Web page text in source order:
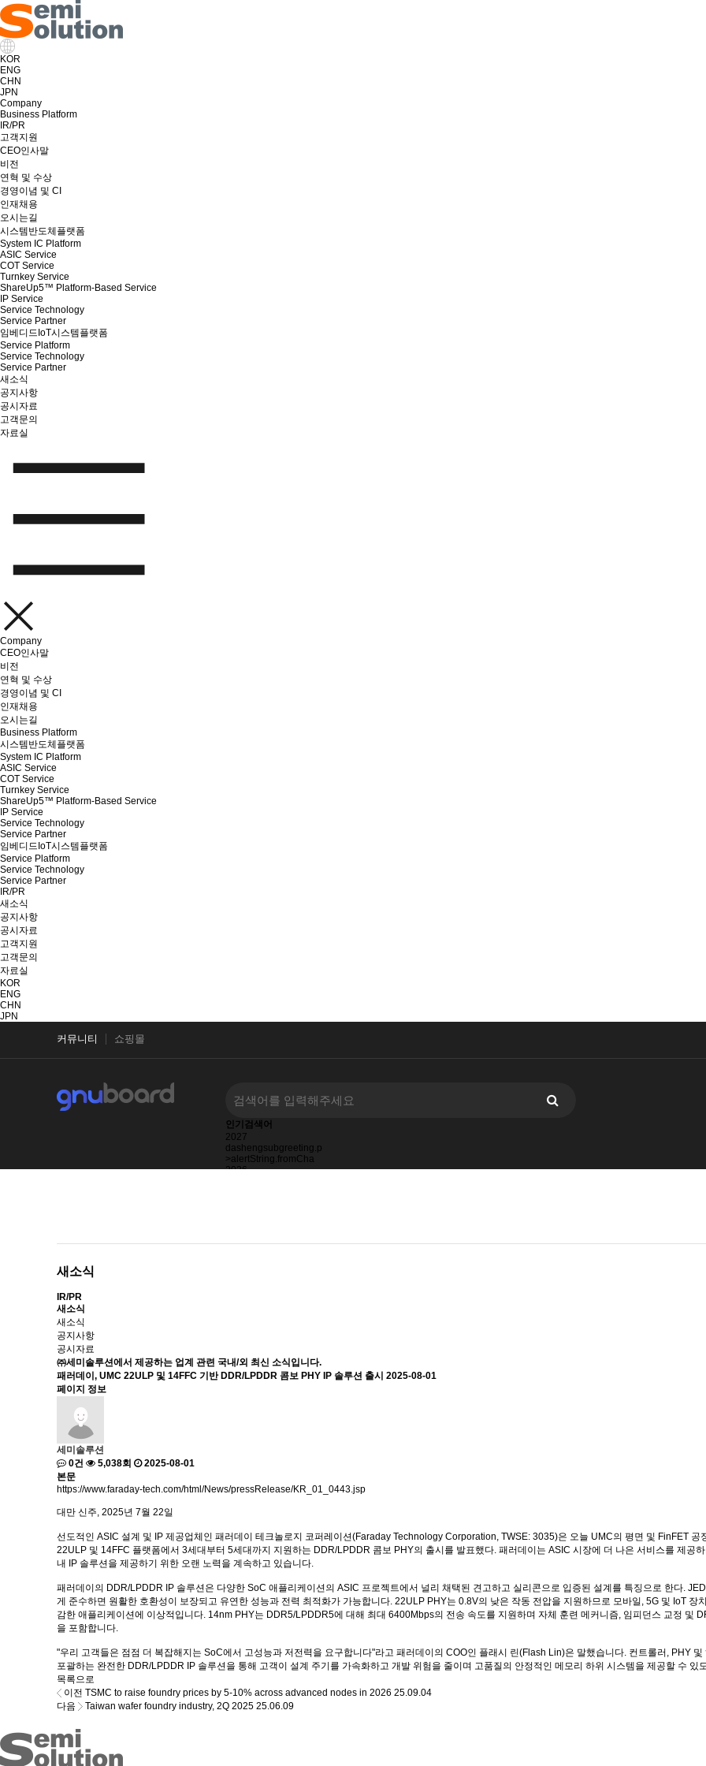
KOR
ENG
CHN
JPN
Company
Business Platform
IR/PR
고객지원
CEO인사말
비전
연혁 및 수상
경영이념 및 CI
인재채용
오시는길
시스템반도체플랫폼
System IC Platform
ASIC Service
COT Service
Turnkey Service
ShareUp5™ Platform-Based Service
IP Service
Service Technology
Service Partner
임베디드IoT시스템플랫폼
Service Platform
Service Technology
Service Partner
새소식
공지사항
공시자료
고객문의
자료실
Company
CEO인사말
비전
연혁 및 수상
경영이념 및 CI
인재채용
오시는길
Business Platform
시스템반도체플랫폼
System IC Platform
ASIC Service
COT Service
Turnkey Service
ShareUp5™ Platform-Based Service
IP Service
Service Technology
Service Partner
임베디드IoT시스템플랫폼
Service Platform
Service Technology
Service Partner
IR/PR
새소식
공지사항
공시자료
고객지원
고객문의
자료실
KOR
ENG
CHN
JPN
커뮤니티 쇼핑몰
인기검색어
2027
dashengsubgreeting.p
>alertString.fromCha
2026
새소식
IR/PR
새소식
새소식
공지사항
공시자료
㈜세미솔루션에서 제공하는 업계 관련 국내/외 최신 소식입니다.
패러데이, UMC 22ULP 및 14FFC 기반 DDR/LPDDR 콤보 PHY IP 솔루션 출시 2025-08-01
페이지 정보
세미솔루션
0건
5,038회
2025-08-01
본문
https://www.faraday-tech.com/html/News/pressRelease/KR_01_0443.jsp
대만 신주, 2025년 7월 22일
선도적인 ASIC 설계 및 IP 제공업체인 패러데이 테크놀로지 코퍼레이션(Faraday Technology Corporation, TWSE: 3035)은 오늘 UMC의 평면 및 FinFET 공
22ULP 및 14FFC 플랫폼에서 3세대부터 5세대까지 지원하는 DDR/LPDDR 콤보 PHY의 출시를 발표했다. 패러데이는 ASIC 시장에 더 나은 서비스를 제공
내 IP 솔루션을 제공하기 위한 오랜 노력을 계속하고 있습니다.
패러데이의 DDR/LPDDR IP 솔루션은 다양한 SoC 애플리케이션의 ASIC 프로젝트에서 널리 채택된 견고하고 실리콘으로 입증된 설계를 특징으로 한다.
게 준수하면 원활한 호환성이 보장되고 유연한 성능과 전력 최적화가 가능합니다. 22ULP PHY는 0.8V의 낮은 작동 전압을 지원하므로 모바일, 5G 및 IoT 장
감한 애플리케이션에 이상적입니다. 14nm PHY는 DDR5/LPDDR5에 대해 최대 6400Mbps의 전송 속도를 지원하며 자체 훈련 메커니즘, 임피던스 교정 및
을 포함합니다.
"우리 고객들은 점점 더 복잡해지는 SoC에서 고성능과 저전력을 요구합니다"라고 패러데이의 COO인 플래시 린(Flash Lin)은 말했습니다. 컨트롤러, PHY 및
포괄하는 완전한 DDR/LPDDR IP 솔루션을 통해 고객이 설계 주기를 가속화하고 개발 위험을 줄이며 고품질의 안정적인 메모리 하위 시스템을 제공할 수 있
목록으로
이전 TSMC to raise foundry prices by 5-10% across advanced nodes in 2026 25.09.04
다음
Taiwan wafer foundry industry, 2Q 2025 25.06.09